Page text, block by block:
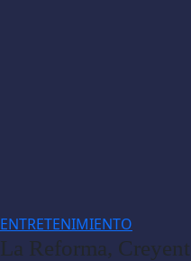
ENTRETENIMIENTO
La Reforma,